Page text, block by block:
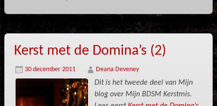
Kerst met de Domina’s (2)
30 december 2011 Deana Deveney
Dit is het tweede deel van Mijn
blog over Mijn BDSM Kerstmis.